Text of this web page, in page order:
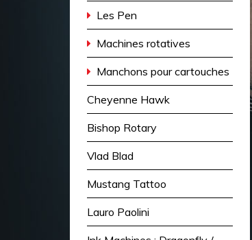
Les Pen
Machines rotatives
Manchons pour cartouches
Cheyenne Hawk
Bishop Rotary
Vlad Blad
Mustang Tattoo
Lauro Paolini